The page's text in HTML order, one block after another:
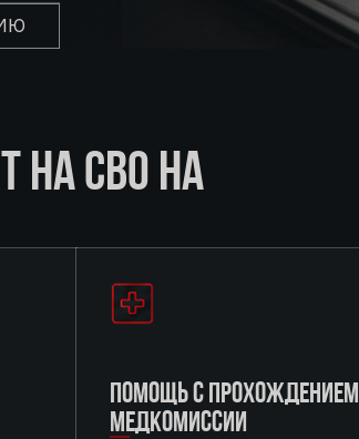
НА СВО НА
ПОМОЩЬ С ПРОХОЖДЕНИЕМ
МЕДКОМИССИИ